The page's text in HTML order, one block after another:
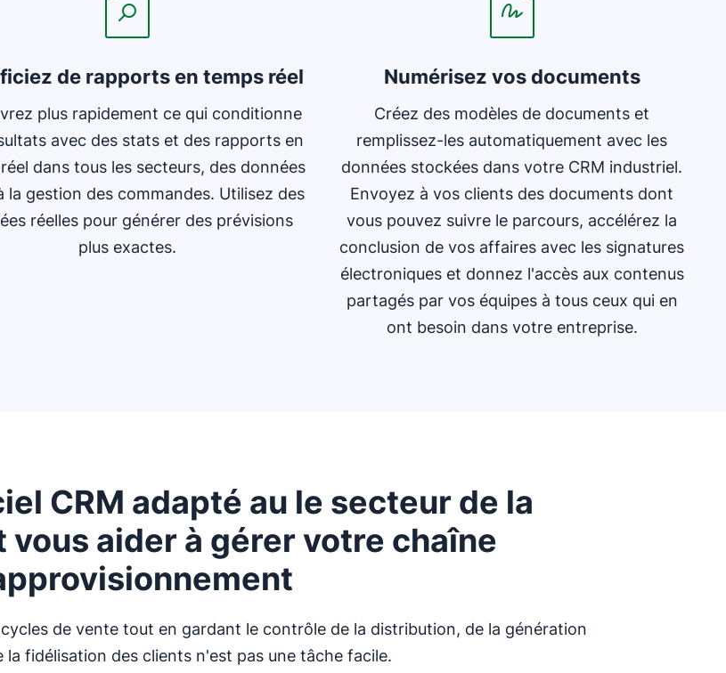
de rapports en temps réel
plus rapidement ce qui conditionne
avec des stats et des rapports en
dans tous les secteurs, des données
la gestion des commandes. Utilisez des
réelles pour générer des prévisions
plus exactes.
Numérisez vos documents
Créez des modèles de documents et
remplissez-les automatiquement avec les
données stockées dans votre CRM industriel.
Envoyez à vos clients des documents dont
vous pouvez suivre le parcours, accélérez la
conclusion de vos affaires avec les signatures
électroniques et donnez l'accès aux contenus
partagés par vos équipes à tous ceux qui en
ont besoin dans votre entreprise.
CRM adapté au le secteur de la
aider à gérer votre chaîne
de vente tout en gardant le contrôle de la distribution, de la génération
la fidélisation des clients n'est pas une tâche facile.